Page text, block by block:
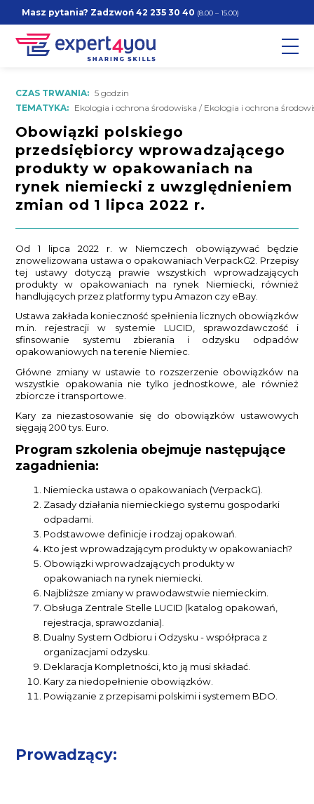
Masz pytania? Zadzwoń42 235 30 40 (8.00 – 15.00)
CZAS TRWANIA: 5 godzin
TEMATYKA: Ekologia i ochrona środowiska / Ekologia i ochrona
Obowiązki polskiego
przedsiębiorcy wprowadzającego
produkty w opakowaniach na
rynek niemiecki z uwzględnieniem
zmian od 1 lipca 2022 r.
Od 1 lipca 2022 r. w Niemczech obowiązywać będzie
znowelizowana ustawa o opakowaniach VerpackG2. Przepisy
tej ustawy dotyczą prawie wszystkich wprowadzających
produkty w opakowaniach na rynek Niemiecki, również
handlujących przez platformy typu Amazon czy eBay.
Ustawa zakłada konieczność spełnienia licznych obowiązków
m.in. rejestracji w systemie LUCID, sprawozdawczość i
sfinsowanie systemu zbierania i odzysku odpadów
opakowaniowych na terenie Niemiec.
Główne zmiany w ustawie to rozszerzenie obowiązków na
wszystkie opakowania nie tylko jednostkowe, ale również
zbiorcze i transportowe.
Kary za niezastosowanie się do obowiązków ustawowych
sięgają 200 tys. Euro.
Program szkolenia obejmuje następujące
zagadnienia:
Niemiecka ustawa o opakowaniach (VerpackG).
Zasady działania niemieckiego systemu gospodarki
odpadami.
Podstawowe definicje i rodzaj opakowań.
Kto jest wprowadzającym produkty w opakowaniach?
Obowiązki wprowadzających produkty w
opakowaniach na rynek niemiecki.
Najbliższe zmiany w prawodawstwie niemieckim.
Obsługa Zentrale Stelle LUCID (katalog opakowań,
rejestracja, sprawozdania).
Dualny System Odbioru i Odzysku - współpraca z
organizacjami odzysku.
Deklaracja Kompletności, kto ją musi składać.
Kary za niedopełnienie obowiązków.
Powiązanie z przepisami polskimi i systemem BDO.
Prowadzący: